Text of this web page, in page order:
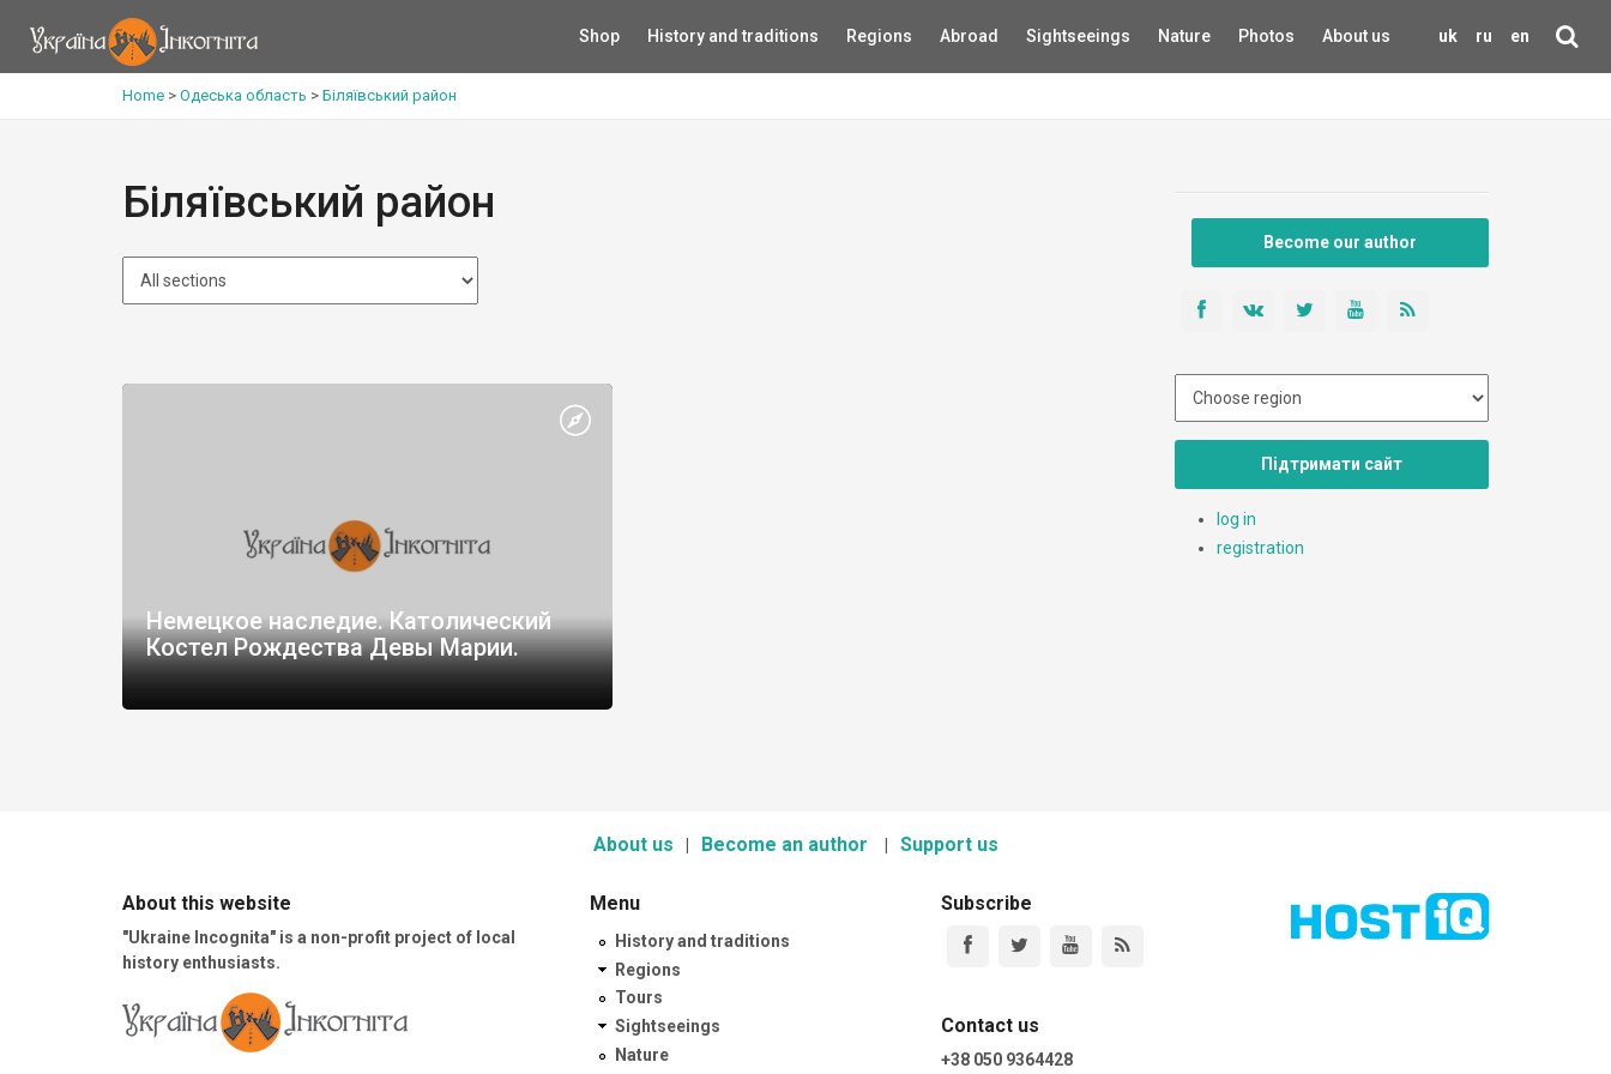
uk ru en
Shop History and traditions Regions Abroad Sightseeings Nature Photos About us
Home > Одеська область > Біляївський район
Біляївський район
Немецкое наследие. Католический
Костел Рождества Девы Марии.
Become our author
Підтримати сайт
log in
registration
About us Become an author Support us
About this website
"Ukraine Incognita" is a non-profit project of local
history enthusiasts.
Menu
History and traditions
Regions
Tours
Sightseeings
Nature
Subscribe
Contact us
+38 050 9364428